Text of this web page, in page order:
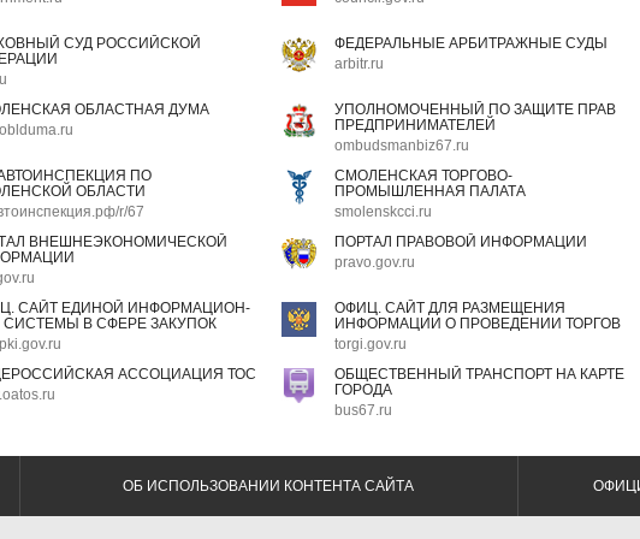
СУД РОССИЙСКОЙ
ФЕДЕРАЛЬНЫЕ АРБИТРАЖНЫЕ СУДЫ
arbitr.ru
ОБЛАСТНАЯ ДУМА
УПОЛНОМОЧЕННЫЙ ПО ЗАЩИТЕ ПРАВ
ПРЕДПРИНИМАТЕЛЕЙ
ombudsmanbiz67.ru
ПО
ОБЛАСТИ
r/67
СМОЛЕНСКАЯ ТОРГОВО-
ПРОМЫШЛЕННАЯ ПАЛАТА
smolenskcci.ru
ВНЕШНЕЭКОНОМИЧЕСКОЙ
ПОРТАЛ ПРАВОВОЙ ИНФОРМАЦИИ
pravo.gov.ru
САЙТ ЕДИНОЙ ИНФОРМАЦИОН-
СИСТЕМЫ В СФЕРЕ ЗАКУПОК
ОФИЦ. САЙТ ДЛЯ РАЗМЕЩЕНИЯ
ИНФОРМАЦИИ О ПРОВЕДЕНИИ ТОРГОВ
torgi.gov.ru
АССОЦИАЦИЯ ТОС
ОБЩЕСТВЕННЫЙ ТРАНСПОРТ НА КАРТЕ
ГОРОДА
bus67.ru
ОБ ИСПОЛЬЗОВАНИИ КОНТЕНТА САЙТА